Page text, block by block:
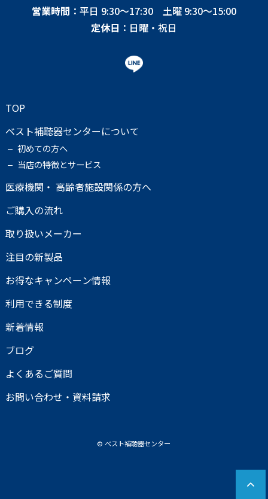
営業時間 ：平日 9:30〜17:30 土曜 9:30〜15:00
定休日 ：日曜・祝日
TOP
ベスト補聴器センターについて
初めての方へ
当店の特徴とサービス
医療機関・ 高齢者施設関係の方へ
ご購入の流れ
取り扱いメーカー
注目の新製品
お得なキャンペーン情報
利用できる制度
新着情報
ブログ
よくあるご質問
お問い合わせ・資料請求
© べスト補聴器センター